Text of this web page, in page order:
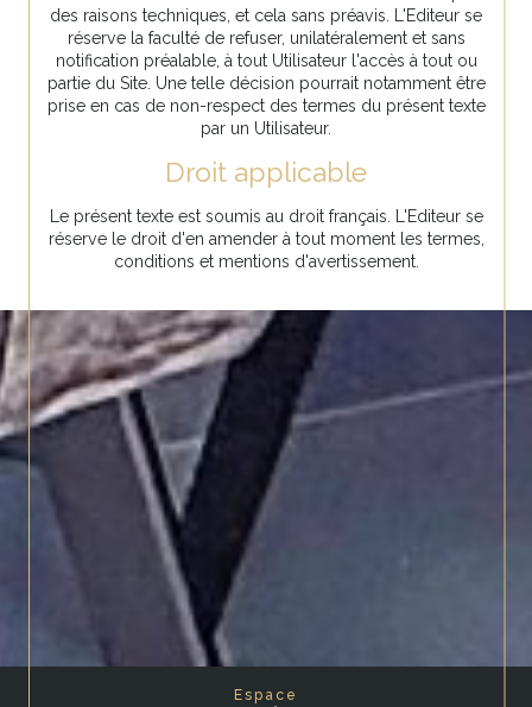
des raisons techniques, et cela sans préavis. L'Editeur se
réserve la faculté de refuser, unilatéralement et sans
notification préalable, à tout Utilisateur l'accès à tout ou
partie du Site. Une telle décision pourrait notamment être
prise en cas de non-respect des termes du présent texte
par un Utilisateur.
Droit applicable
Le présent texte est soumis au droit français. L'Editeur se
réserve le droit d'en amender à tout moment les termes,
conditions et mentions d'avertissement.
Espace